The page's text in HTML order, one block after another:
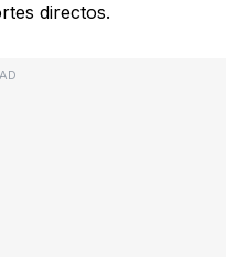
directos.